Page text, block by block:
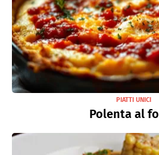
PIATTI UNICI
Polenta al